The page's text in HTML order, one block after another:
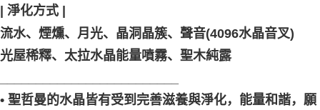
| 淨化方式 |
流水、煙燻、月光、晶洞晶簇、聲音(4096水晶音叉)
光屋稀釋、太拉水晶能量噴霧、聖木純露
• 聖哲曼的水晶皆有受到完善滋養與淨化，能量和諧，願